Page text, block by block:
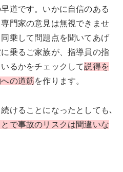
道です。いかに自信のある
門家の意見は無視できませ
乗して問題点を聞いてあげ
乗るご家族が、指導員の指
るかをチェックして説得を
の道筋を作ります。
けることになったとしても､
で事故のリスクは間違いな